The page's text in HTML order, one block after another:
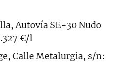
Autovía SE-30 Nudo
€/l
Calle Metalurgia, s/n: